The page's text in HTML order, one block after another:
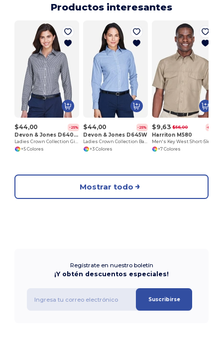
Productos interesantes
$44,00 -25%
Devon & Jones D640W
Ladies Crown Collection Gingham Check
+5 Colores
$44,00 -25%
Devon & Jones D645W
Ladies Crown Collection Banker Stripe
+3 Colores
$9,63 $56,00 -83%
Harriton M580
+7 Colores
Mostrar todo
Regístrate en nuestro boletín
¡Y obtén descuentos especiales!
Suscribirse